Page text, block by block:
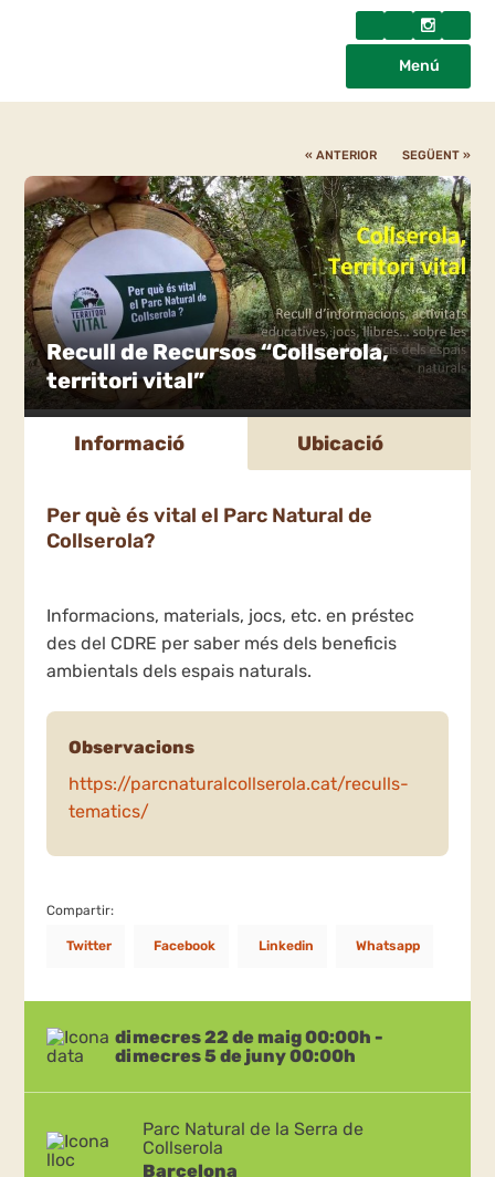
Menú
« ANTERIOR SEGÜENT »
Recull de Recursos “Collserola,
territori vital”
Informació Ubicació
Per què és vital el Parc Natural de
Collserola?
Informacions, materials, jocs, etc. en préstec
des del CDRE per saber més dels beneficis
ambientals dels espais naturals.
Observacions
https://parcnaturalcollserola.cat/reculls-
tematics/
Compartir:
Twitter Facebook Linkedin Whatsapp
dimecres 22 de maig 00:00h -
dimecres 5 de juny 00:00h
Parc Natural de la Serra de
Collserola
Barcelona